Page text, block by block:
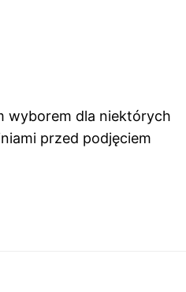
wyborem dla niektórych
przed podjęciem